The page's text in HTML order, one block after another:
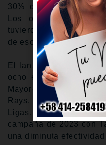
30% del tiempo cada
Los oponentes no
tuvieron slugging
de esos pitcheos.
El lanzador de 35
ocho equipos durante
Mayores, incluyendo
Rays. Si 2025 no fue
Ligas, entonces ese
campaña de 2023 con
una diminuta